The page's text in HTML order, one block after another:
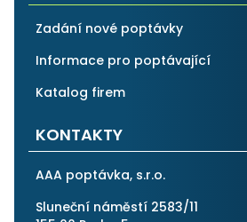
Zadání nové poptávky
Informace pro poptávající
Katalog firem
KONTAKTY
AAA poptávka, s.r.o.
Sluneční náměstí 2583/11